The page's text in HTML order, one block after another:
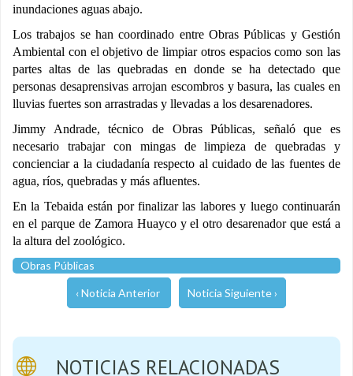
inundaciones aguas abajo.
Los trabajos se han coordinado entre Obras Públicas y Gestión
Ambiental con el objetivo de limpiar otros espacios como son las
partes altas de las quebradas en donde se ha detectado que
personas desaprensivas arrojan escombros y basura, las cuales en
lluvias fuertes son arrastradas y llevadas a los desarenadores.
Jimmy Andrade, técnico de Obras Públicas, señaló que es
necesario trabajar con mingas de limpieza de quebradas y
concienciar a la ciudadanía respecto al cuidado de las fuentes de
agua, ríos, quebradas y más afluentes.
En la Tebaida están por finalizar las labores y luego continuarán
en el parque de Zamora Huayco y el otro desarenador que está a
la altura del zoológico.
Obras Públicas
‹ Noticia Anterior Noticia Siguiente ›
NOTICIAS RELACIONADAS